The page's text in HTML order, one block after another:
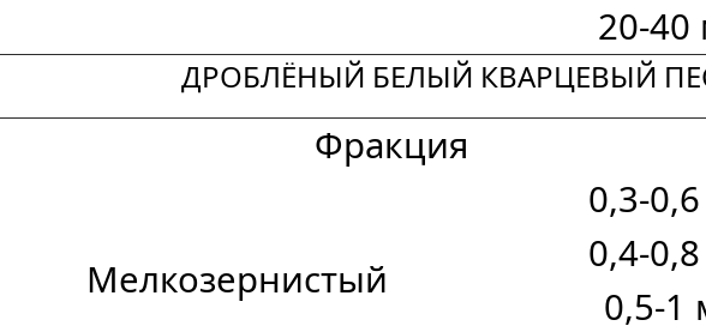
20-
ДРОБЛЁНЫЙ БЕЛЫЙ КВАРЦЕВЫЙ
Фракция
Мелкозернистый
0,3-
0,4-
0,5-1